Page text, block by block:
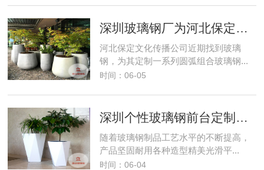
深圳玻璃钢厂为河北保定文化公司专业定制玻璃钢休闲椅
河北保定文化传播公司近期找到玻璃
钢，为其定制一系列圆弧组合玻璃钢...
时间：06-05
深圳个性玻璃钢前台定制带来不一样的装饰风格
随着玻璃钢制品工艺水平的不断提高，
产品坚固耐用各种造型精美光滑平...
时间：06-04